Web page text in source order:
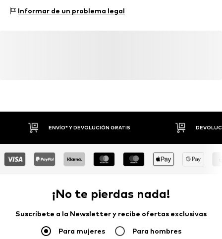
No planchar en caliente
20095 Hamburg
Informar de un problema legal
ENVÍO* Y DEVOLUCIÓN GRATIS
¡No te pierdas nada!
Suscríbete a la Newsletter y recibe ofertas exclusivas
Para mujeres Para hombres